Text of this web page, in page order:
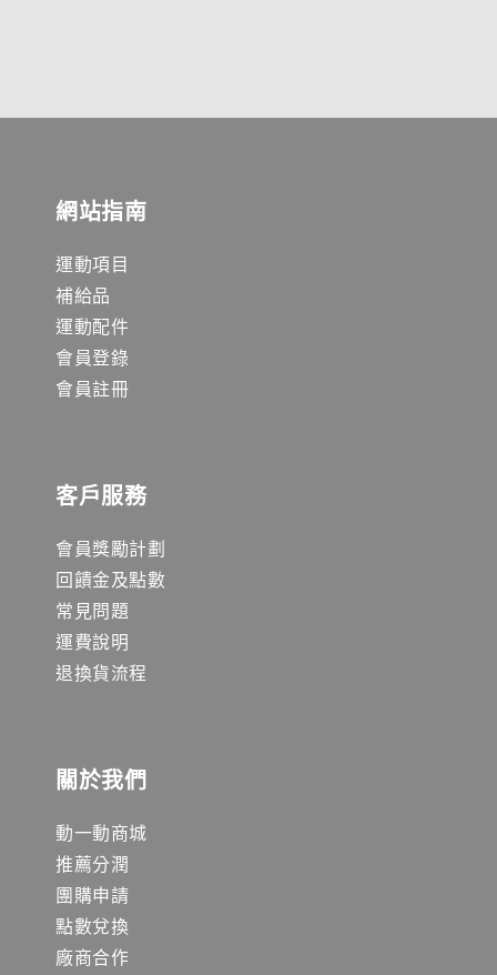
網站指南
運動項目
補給品
運動配件
會員登錄
會員註冊
客戶服務
會員獎勵計劃
回饋金及點數
常見問題
運費說明
退換貨流程
關於我們
動一動商城
推薦分潤
團購申請
點數兌換
廠商合作